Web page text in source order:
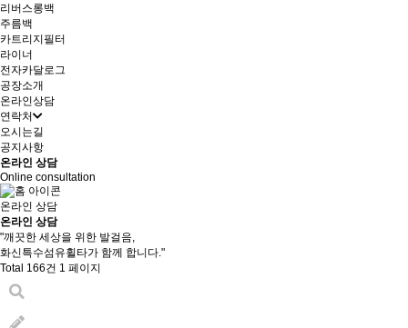
리버스롱백
주름백
카트리지필터
라이너
전자카달로그
공장소개
온라인상담
연락처
오시는길
공지사항
온라인 상담
Online consultation
온라인 상담
온라인 상담
"깨끗한 세상을 위한 발걸음,
화신특수섬유휠타가 함께 합니다."
Total 166건 1 페이지